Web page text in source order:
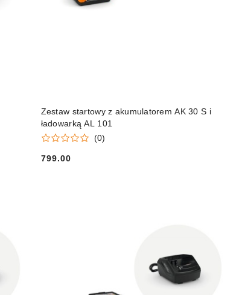
Zestaw startowy z akumulatorem AK 30 S i
ładowarką AL 101
(0)
Cena:
799.00